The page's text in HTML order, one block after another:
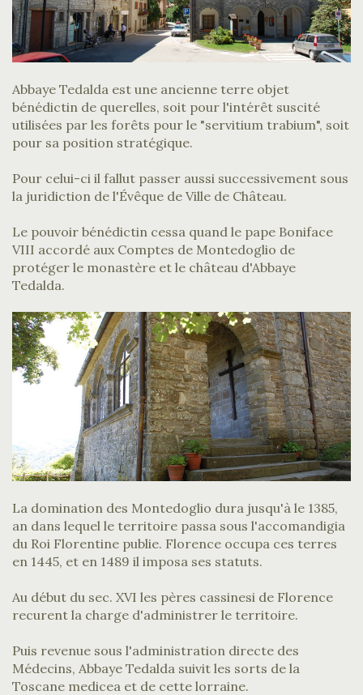
Abbaye Tedalda est une ancienne terre objet
bénédictin de querelles, soit pour l'intérêt suscité
utilisées par les forêts pour le "servitium trabium", soit
pour sa position stratégique.
Pour celui-ci il fallut passer aussi successivement sous
la juridiction de l'Évêque de Ville de Château.
Le pouvoir bénédictin cessa quand le pape Boniface
VIII accordé aux Comptes de Montedoglio de
protéger le monastère et le château d'Abbaye
Tedalda.
La domination des Montedoglio dura jusqu'à le 1385,
an dans lequel le territoire passa sous l'accomandigia
du Roi Florentine publie. Florence occupa ces terres
en 1445, et en 1489 il imposa ses statuts.
Au début du sec. XVI les pères cassinesi de Florence
recurent la charge d'administrer le territoire.
Puis revenue sous l'administration directe des
Médecins, Abbaye Tedalda suivit les sorts de la
Toscane medicea et de cette lorraine.